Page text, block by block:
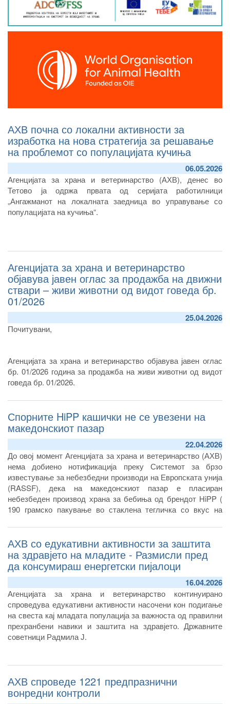
АХВ почна со локални активности за
изработка на нова стратегија за решавање
на проблемот со популацијата кучиња
06.05.2026
Агенцијата за храна и ветеринарство (АХВ), денес во
Тетово ја одржа првата од серијата работилници
„Ангажманот на локалната заедница во управување со
популацијата на кучиња“.
Агенцијата за храна и ветеринарство
објавува јавен оглас за продажба на движни
ствари – живи животни од видот говеда бр.
01/2026
25.04.2026
Почитувани,
Агенцијата за храна и ветеринарство објавува јавен оглас
бр. 01/2026 година за продажба на живи животни од видот
говеда бр. 01/2026.
Спорните HiPP кашички не се увезени на
македонскиот пазар
22.04.2026
До овој момент Агенцијата за храна и ветеринарство (АХВ)
нема добиено нотификација преку Системот за брзо
известување за небезбедни производи на Европската унија
(RASSF), дека на македонскиот пазар е пласиран
небезбеден производ храна за бебиња од брендот HiPP (
190 грамско пакување во стаклена тегличка со вкус на
во Австрија и неколку европски земји.
АХВ со едукативни активности за заштита
на здравјето на младите - Размисли пред
да консумираш енергетски пијалоци
16.04.2026
Агенцијата за храна и ветеринарство континуирано
спроведува едукативни активности насочени кон подигање
на свеста кај младата популација за важноста од правилни
прехранбени навики и заштита на здравјето. Државните
советници Радмила Ј.
АХВ спроведе 1221 предпразнични
вонредни контроли